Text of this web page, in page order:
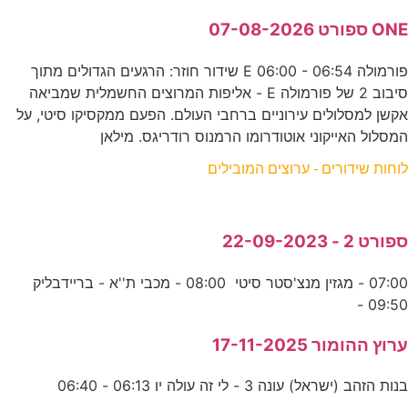
ONE ספורט 07-08-2026
פורמולה E 06:00 - 06:54 שידור חוזר: הרגעים הגדולים מתוך
סיבוב 2 של פורמולה E - אליפות המרוצים החשמלית שמביאה
אקשן למסלולים עירוניים ברחבי העולם. הפעם ממקסיקו סיטי, על
המסלול האייקוני אוטודרומו הרמנוס רודריגס. מילאן
לוחות שידורים - ערוצים המובילים
ספורט 2 - 22-09-2023
07:00 - מגזין מנצ'סטר סיטי 08:00 - מכבי ת''א - בריידבליק
09:50 -
ערוץ ההומור 17-11-2025
בנות הזהב (ישראל) עונה 3 - לי זה עולה יו 06:13 - 06:40